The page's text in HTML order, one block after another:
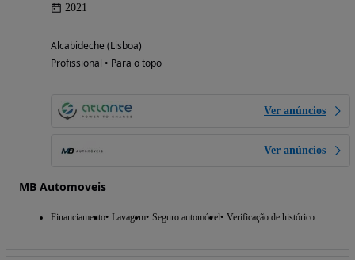
2021
Alcabideche (Lisboa)
Profissional • Para o topo
Ver anúncios
Ver anúncios
MB Automoveis
Financiamento Lavagem Seguro automóvel Verificação de histórico